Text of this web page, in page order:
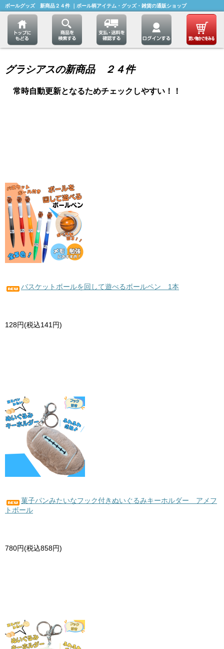
ボールグッズ 新商品２４件 ｜ボール柄アイテム・グッズ・雑貨の通販ショップ
グラシアスの新商品 ２４件
常時自動更新となるためチェックしやすい！！
バスケットボールを回して遊べるボールペン 1本
128円(税込141円)
菓子パンみたいなフック付きぬいぐるみキーホルダー アメフ
トボール
780円(税込858円)